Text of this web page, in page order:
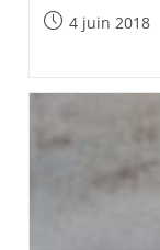
Post4 juin 2018